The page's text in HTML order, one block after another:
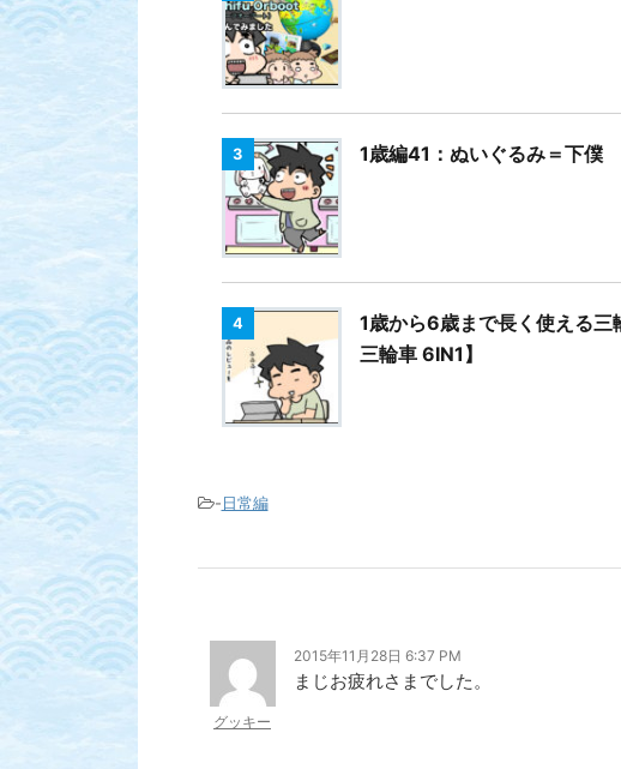
3 1歳編41：ぬいぐるみ＝下僕
4
1歳から6歳まで長く使える三
三輪車 6IN1】
-日常編
グッキー
2015年11月28日 6:37 PM
まじお疲れさまでした。